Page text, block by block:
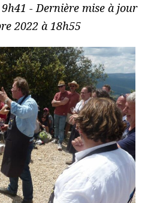
- Dernière mise à jour
2022 à 18h55